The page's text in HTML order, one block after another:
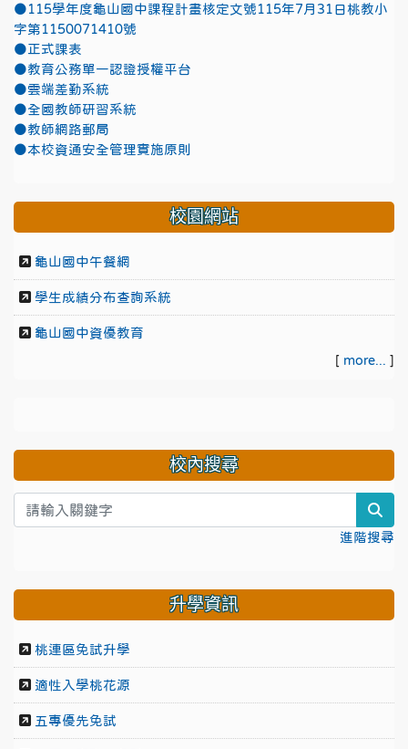
●115學年度龜山國中課程計畫核定文號115年7月31日桃教小
字第1150071410號
●正式課表
●教育公務單一認證授權平台
●雲端差勤系統
●全國教師研習系統
●教師網路郵局
●本校資通安全管理實施原則
校園網站
龜山國中午餐網
學生成績分布查詢系統
龜山國中資優教育
[ more... ]
校內搜尋
進階搜尋
升學資訊
桃連區免試升學
適性入學桃花源
五專優先免試